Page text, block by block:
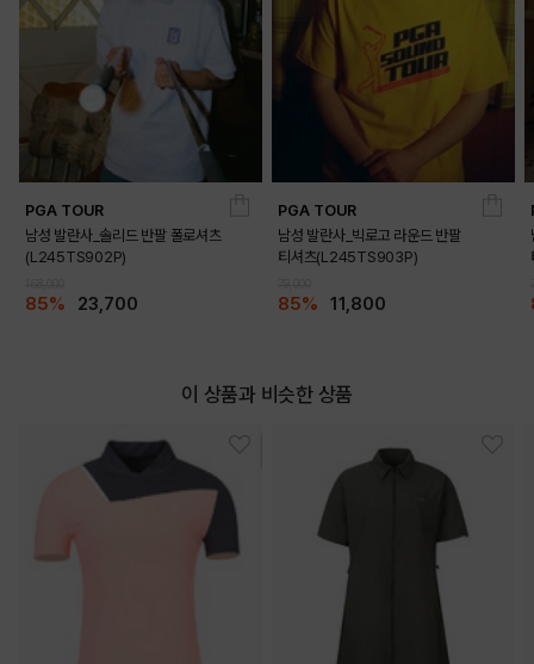
DETAILS
PGA TOUR
남성 발란사_솔리드 반팔 폴로셔츠
(L245TS902P)
85% 23,700
PGA TOUR
남성 발란사_빅로고 라운드 반팔
티셔츠(L245TS903P)
85% 11,800
이 상품과 비슷한 상품